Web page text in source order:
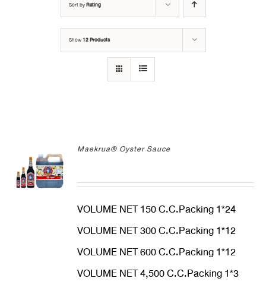
Sort byRating
Show12 Products
Maekrua® Oyster Sauce
VOLUME NET 150 C.C.Packing 1*24
VOLUME NET 300 C.C.Packing 1*12
VOLUME NET 600 C.C.Packing 1*12
VOLUME NET 4,500 C.C.Packing 1*3